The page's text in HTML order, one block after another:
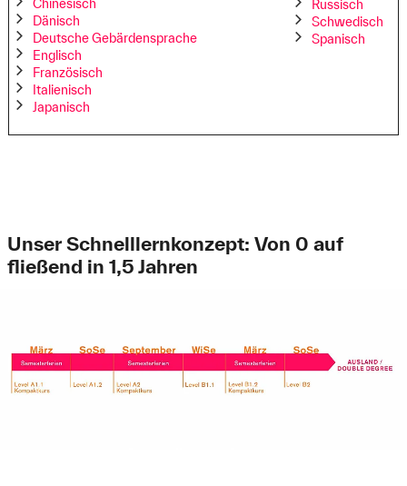
Chinesisch
Dänisch
Deutsche Gebärdensprache
Englisch
Französisch
Italienisch
Japanisch
Russisch
Schwedisch
Spanisch
Unser Schnelllernkonzept: Von 0 auf
fließend in 1,5 Jahren